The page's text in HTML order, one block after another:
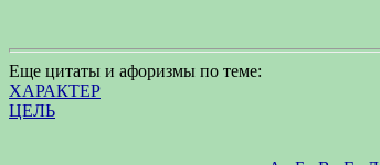
Еще цитаты и афоризмы по теме:
ХАРАКТЕР
ЦЕЛЬ